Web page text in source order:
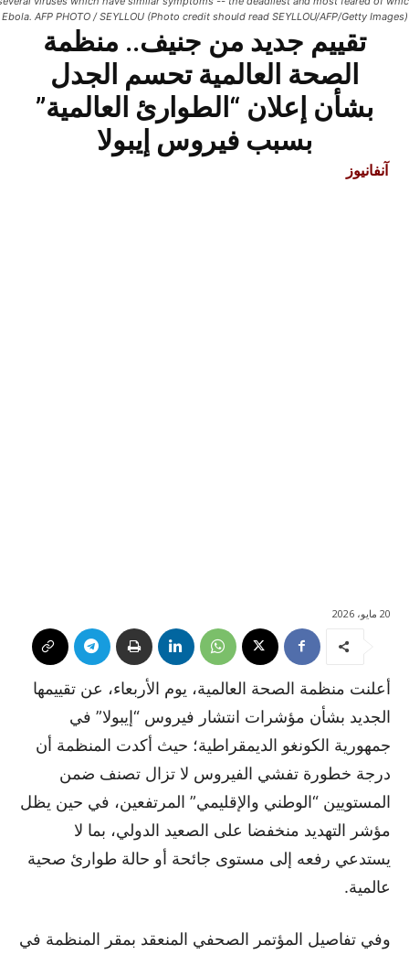
Ebola. AFP PHOTO / SEYLLOU (Photo credit should read SEYLLOU/AFP/Getty Images)
تقييم جديد من جنيف.. منظمة
الصحة العالمية تحسم الجدل
بشأن إعلان “الطوارئ العالمية”
بسبب فيروس إيبولا
آنفانيوز
20 مايو، 2026
أعلنت منظمة الصحة العالمية، يوم الأربعاء، عن تقييمها
الجديد بشأن مؤشرات انتشار فيروس “إيبولا” في
جمهورية الكونغو الديمقراطية؛ حيث أكدت المنظمة أن
درجة خطورة تفشي الفيروس لا تزال تصنف ضمن
المستويين “الوطني والإقليمي” المرتفعين، في حين يظل
مؤشر التهديد منخفضا على الصعيد الدولي، بما لا
يستدعي رفعه إلى مستوى جائحة أو حالة طوارئ صحية
عالمية.
وفي تفاصيل المؤتمر الصحفي المنعقد بمقر المنظمة في